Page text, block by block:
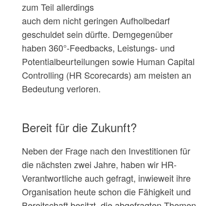
zum Teil allerdings
auch dem nicht geringen Aufholbedarf
geschuldet sein dürfte. Demgegenüber
haben 360°-Feedbacks, Leistungs- und
Potentialbeurteilungen sowie Human Capital
Controlling (HR Scorecards) am meisten an
Bedeutung verloren.
Bereit für die Zukunft?
Neben der Frage nach den Investitionen für
die nächsten zwei Jahre, haben wir HR-
Verantwortliche auch gefragt, inwieweit ihre
Organisation heute schon die Fähigkeit und